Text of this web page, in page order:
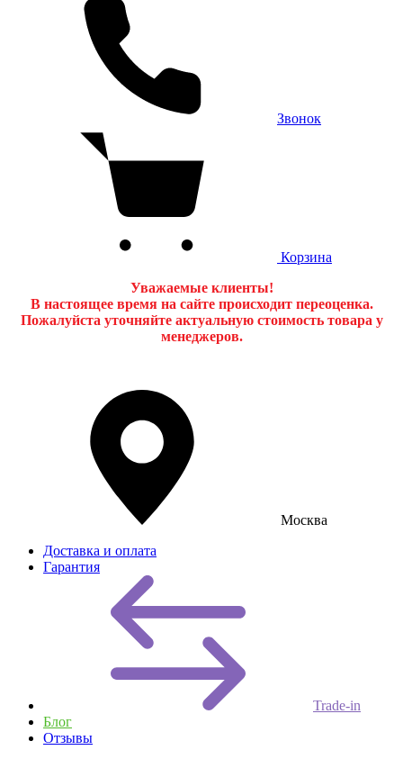
Звонок
Корзина
Уважаемые клиенты!
В настоящее время на сайте происходит переоценка.
Пожалуйста уточняйте актуальную стоимость товара у
менеджеров.
Москва
Доставка и оплата
Гарантия
Trade-in
Блог
Отзывы